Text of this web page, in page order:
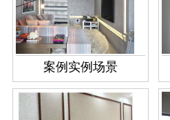
案例实例场景